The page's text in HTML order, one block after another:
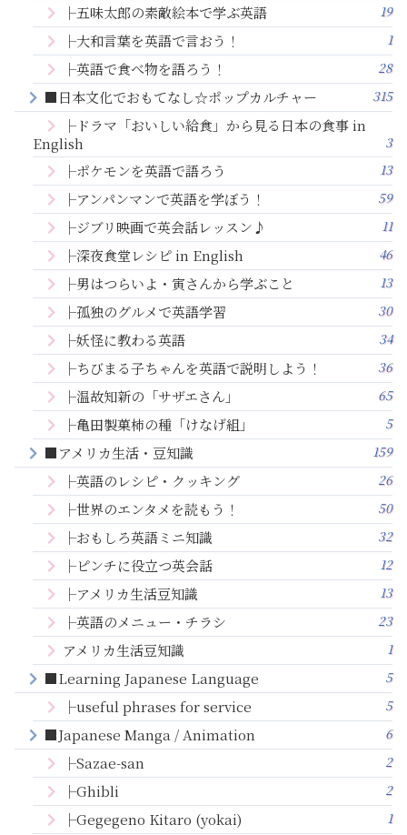
├五味太郎の素敵絵本で学ぶ英語 19
├大和言葉を英語で言おう！ 1
├英語で食べ物を語ろう！ 28
■日本文化でおもてなし☆ポップカルチャー 315
├ドラマ「おいしい給食」から見る日本の食事 in
English
3
├ポケモンを英語で語ろう 13
├アンパンマンで英語を学ぼう！ 59
├ジブリ映画で英会話レッスン♪ 11
├深夜食堂レシピ in English 46
├男はつらいよ・寅さんから学ぶこと 13
├孤独のグルメで英語学習 30
├妖怪に教わる英語 34
├ちびまる子ちゃんを英語で説明しよう！ 36
├温故知新の「サザエさん」 65
├亀田製菓柿の種「けなげ組」 5
■アメリカ生活・豆知識 159
├英語のレシピ・クッキング 26
├世界のエンタメを読もう！ 50
├おもしろ英語ミニ知識 32
├ピンチに役立つ英会話 12
├アメリカ生活豆知識 13
├英語のメニュー・チラシ 23
アメリカ生活豆知識 1
■Learning Japanese Language 5
├useful phrases for service 5
■Japanese Manga / Animation 6
├Sazae-san 2
├Ghibli 2
├Gegegeno Kitaro (yokai) 1